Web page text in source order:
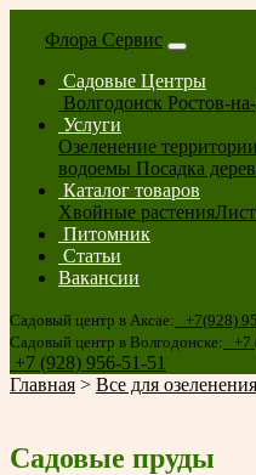
Флора Сервис
Садовые Центры
Волгодонск Ростов-
Услуги
Озеленение территории
водоемы Посадка
Каталог товаров
Хвойные растения
Питомник
Статьи
Вакансии
Садовый центр в Аксае:
+7(928)
Садовый центр в Волгодонске:
+7
+7 (928) 956-51-51
Главная > Все для
Садовые пруды